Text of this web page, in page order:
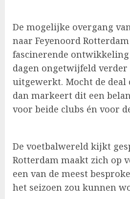
De mogelijke overgang
naar Feyenoord
fascinerende
dagen ongetwijfeld
uitgewerkt. Mocht de deal
dan markeert dit een
voor beide clubs én voor
De voetbalwereld kijkt
Rotterdam maakt zich op
een van de meest
het seizoen zou kunnen